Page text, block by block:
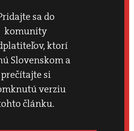
sa do
komunity
ktorí
Slovenskom a
prečítajte si
verziu
článku.